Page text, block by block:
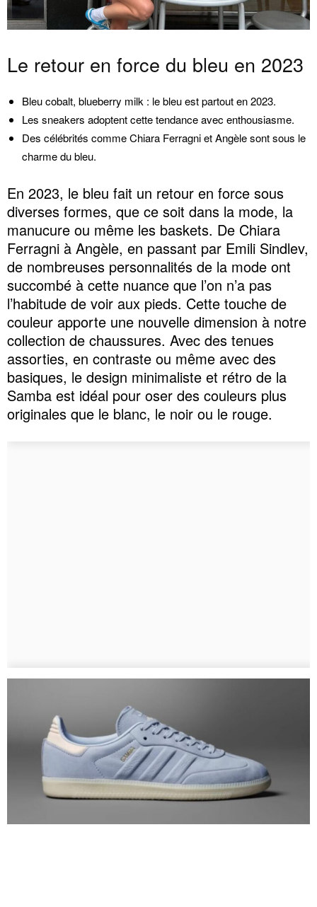
Le retour en force du bleu en 2023
Bleu cobalt, blueberry milk : le bleu est partout en 2023.
Les sneakers adoptent cette tendance avec enthousiasme.
Des célébrités comme Chiara Ferragni et Angèle sont sous le
charme du bleu.
En 2023, le bleu fait un retour en force sous
diverses formes, que ce soit dans la mode, la
manucure ou même les baskets. De Chiara
Ferragni à Angèle, en passant par Emili Sindlev,
de nombreuses personnalités de la mode ont
succombé à cette nuance que l’on n’a pas
l’habitude de voir aux pieds. Cette touche de
couleur apporte une nouvelle dimension à notre
collection de chaussures. Avec des tenues
assorties, en contraste ou même avec des
basiques, le design minimaliste et rétro de la
Samba est idéal pour oser des couleurs plus
originales que le blanc, le noir ou le rouge.